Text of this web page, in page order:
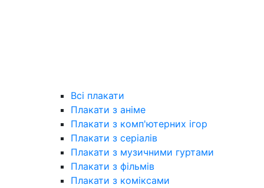
Всі плакати
Плакати з аніме
Плакати з комп'ютерних ігор
Плакати з серіалів
Плакати з музичними гуртами
Плакати з фільмів
Плакати з коміксами